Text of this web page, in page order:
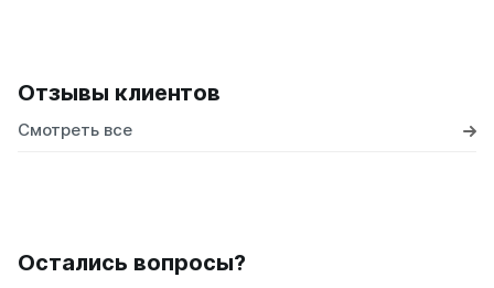
Отзывы клиентов
Смотреть все
Остались вопросы?